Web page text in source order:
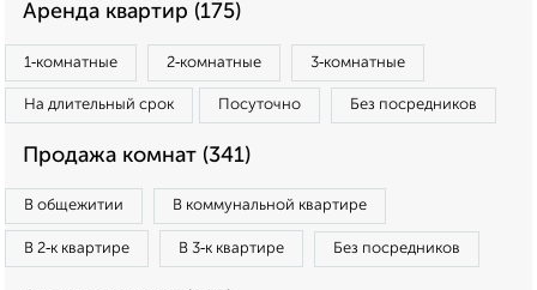
Аренда квартир (175)
1‑комнатные 2‑комнатные 3‑комнатные
На длительный срок Посуточно Без посредников
Продажа комнат (341)
В общежитии В коммунальной квартире
В 2‑к квартире В 3‑к квартире Без посредников